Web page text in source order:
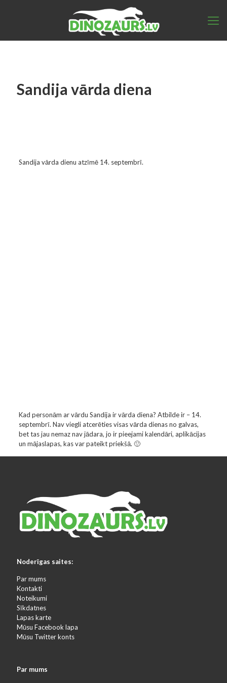
Sandija vārda diena
Sandija vārda dienu atzīmē 14. septembrī.
Kad personām ar vārdu Sandija ir vārda diena? Atbilde ir – 14.
septembrī. Nav viegli atcerēties visas vārda dienas no galvas,
bet tas jau nemaz nav jādara, jo ir pieejami kalendāri, aplikācijas
un mājaslapas, kas var pateikt priekšā. 🙂
Noderīgas saites:
Par mums
Kontakti
Noteikumi
Sīkdatnes
Lapas karte
Mūsu Facebook lapa
Mūsu Twitter konts
Par mums